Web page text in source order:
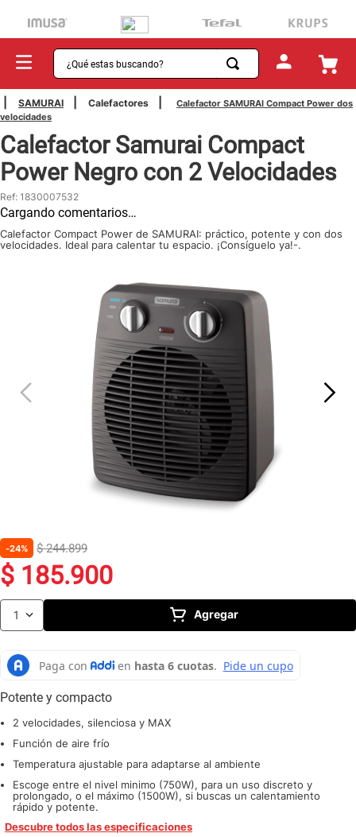
¿Qué estas buscando?
SAMURAI Calefactores
Calefactor SAMURAI Compact Power dos
velocidades
Calefactor Samurai Compact
Power Negro con 2 Velocidades
Ref: 1830007532
Cargando comentarios…
Calefactor Compact Power de SAMURAI: práctico, potente y con dos
velocidades. Ideal para calentar tu espacio. ¡Consíguelo ya!-.
24% $ 244.899
$ 185.900
1 Agregar
Potente y compacto
2 velocidades, silenciosa y MAX
Función de aire frío
Temperatura ajustable para adaptarse al ambiente
Escoge entre el nivel minimo (750W), para un uso discreto y
prolongado, o el máximo (1500W), si buscas un calentamiento
rápido y potente.
Descubre todos las especificaciones
TÉRMINOS MÁS BUSCADOS
2
bateria
3.
olla presion
5.
aspiradora
licuadora
8
cafetera
9.
acero inoxidable
10. caldero